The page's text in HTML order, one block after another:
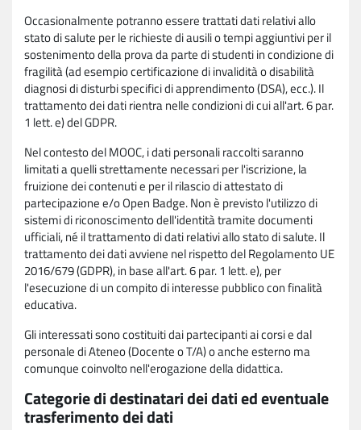
Occasionalmente potranno essere trattati dati relativi allo
stato di salute per le richieste di ausili o tempi aggiuntivi per il
sostenimento della prova da parte di studenti in condizione di
fragilità (ad esempio certificazione di invalidità o disabilità
diagnosi di disturbi specifici di apprendimento (DSA), ecc.). Il
trattamento dei dati rientra nelle condizioni di cui all'art. 6 par.
1 lett. e) del GDPR.
Nel contesto del MOOC, i dati personali raccolti saranno
limitati a quelli strettamente necessari per l'iscrizione, la
fruizione dei contenuti e per il rilascio di attestato di
partecipazione e/o Open Badge. Non è previsto l'utilizzo di
sistemi di riconoscimento dell'identità tramite documenti
ufficiali, né il trattamento di dati relativi allo stato di salute. Il
trattamento dei dati avviene nel rispetto del Regolamento UE
2016/679 (GDPR), in base all'art. 6 par. 1 lett. e), per
l'esecuzione di un compito di interesse pubblico con finalità
educativa.
Gli interessati sono costituiti dai partecipanti ai corsi e dal
personale di Ateneo (Docente o T/A) o anche esterno ma
comunque coinvolto nell'erogazione della didattica.
Categorie di destinatari dei dati ed eventuale
trasferimento dei dati